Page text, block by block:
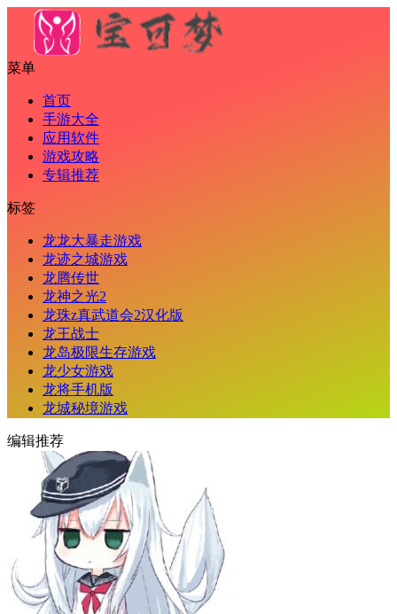
菜单
首页
手游大全
应用软件
游戏攻略
专辑推荐
标签
龙龙大暴走游戏
龙迹之城游戏
龙腾传世
龙神之光2
龙珠z真武道会2汉化版
龙王战士
龙岛极限生存游戏
龙少女游戏
龙将手机版
龙城秘境游戏
编辑推荐